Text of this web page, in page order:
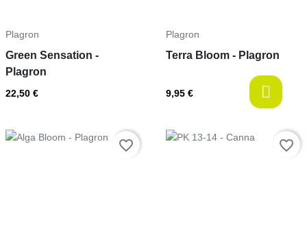
Plagron
Green Sensation -
Plagron
22,50 €
Plagron
Terra Bloom - Plagron
9,95 €
Prix favorite_border Prix favorite_border